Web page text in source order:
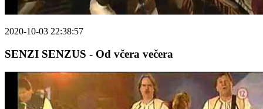
2020-10-03 22:38:57
SENZI SENZUS - Od včera večera